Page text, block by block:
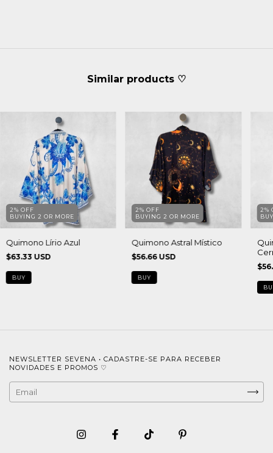
Similar products ♡
2% OFF
BUYING 2 OR MORE
Quimono Lírio Azul
$63.33 USD
BUY
2% OFF
BUYING 2 OR MORE
Quimono Astral Místico
$56.66 USD
2%
NEWSLETTER SEVENA • CADASTRE-SE PARA RECEBER
NOVIDADES E PROMOS ♡